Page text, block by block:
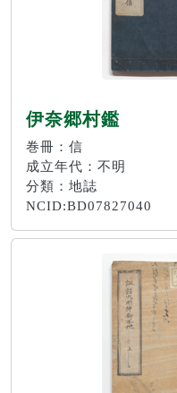
伊奈郷村鑑
巻冊：信
成立年代：不明
分類：地誌
NCID:BD07827040